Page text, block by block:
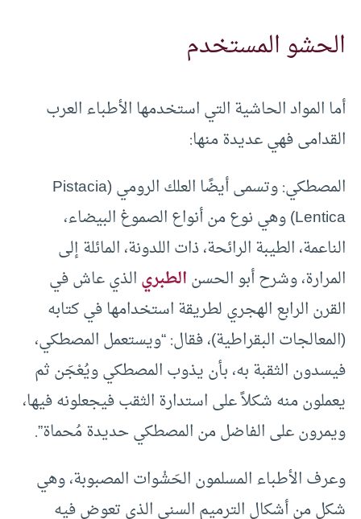
الحشو المستخدم
أما المواد الحاشية التي استخدمها الأطباء العرب
القدامى فهي عديدة منها:
المصطكي: وتسمى أيضًا العلك الرومي (Pistacia
Lentica) وهي نوع من أنواع الصموغ البيضاء،
الناعمة، الطيبة الرائحة، ذات اللدونة، المائلة إلى
المرارة، وشرح أبو الحسنالطبريالذي عاش في
القرن الرابع الهجري لطريقة استخدامها في كتابه
(المعالجات البقراطية)، فقال: “ويستعمل المصطكي،
فيسدون الثقبة به، بأن يذوب المصطكي ويُعْجَن ثم
يعملون منه شكلاً على استدارة الثقب فيجعلونه فيها،
ويمرون على الفاضل من المصطكي حديدة مُحماة”.
وعرف الأطباء المسلمون الحَشْوات المصبوبة، وهي
شكل من أشكال الترميم السني الذي تعوض فيه